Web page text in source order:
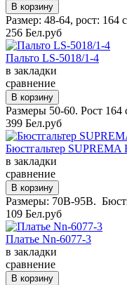
Размер: 48-64, рост:
256 Бел.руб
Пальто LS-5018/1-4
в закладки
сравнение
Размеры 50-60. Рост
399 Бел.руб
Бюстгальтер SUPREMA
в закладки
сравнение
Размеры: 70B-95B.
109 Бел.руб
Платье Nn-6077-3
в закладки
сравнение